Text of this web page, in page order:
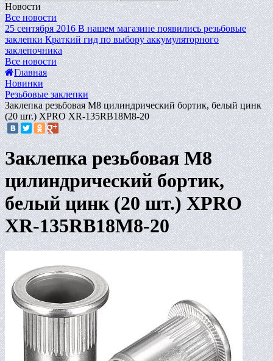
Новости
Все новости
25 сентября 2016 В нашем магазине появились резьбовые
заклепки Краткий гид по выбору аккумуляторного
заклепочника
Все новости
Главная
Новинки
Резьбовые заклепки
Заклепка резьбовая M8 цилиндрический бортик, белый цинк
(20 шт.) XPRO XR-135RB18M8-20
Заклепка резьбовая M8
цилиндрический бортик,
белый цинк (20 шт.) XPRO
XR-135RB18M8-20